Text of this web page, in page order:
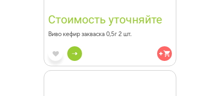
Стоимость уточняйте
Виво кефир закваска 0,5г 2 шт.